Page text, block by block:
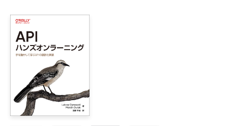
1章　コミュニケーションの基礎
    1.1　相手を知る
    1.2　抽象度の混在
    1.3　表現の一貫性
    1.4　まとめ
2章　ごちゃごちゃをすっきりと
    2.1　色の使いすぎ